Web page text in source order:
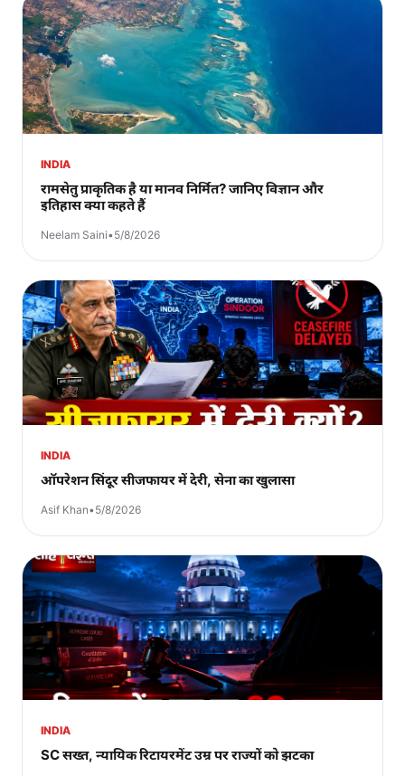
INDIA
रामसेतु प्राकृतिक है या मानव निर्मित? जानिए विज्ञान और
इतिहास क्या कहते हैं
Neelam Saini•5/8/2026
INDIA
ऑपरेशन सिंदूर सीजफायर में देरी, सेना का खुलासा
Asif Khan•5/8/2026
INDIA
SC सख्त, न्यायिक रिटायरमेंट उम्र पर राज्यों को झटका